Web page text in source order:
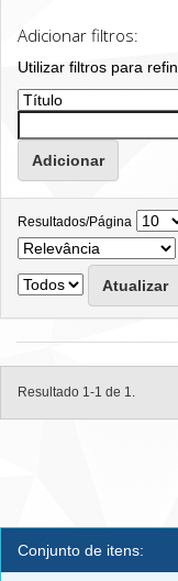
Adicionar filtros:
Utilizar filtros para
Resultados/Página
Resultado 1-1 de 1.
Conjunto de itens: